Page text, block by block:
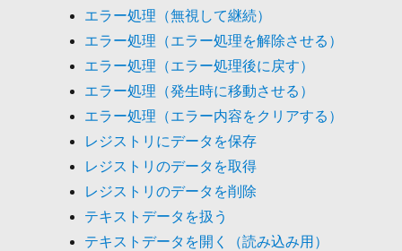
エラー処理（無視して継続）
エラー処理（エラー処理を解除させる）
エラー処理（エラー処理後に戻す）
エラー処理（発生時に移動させる）
エラー処理（エラー内容をクリアする）
レジストリにデータを保存
レジストリのデータを取得
レジストリのデータを削除
テキストデータを扱う
テキストデータを開く（読み込み用）